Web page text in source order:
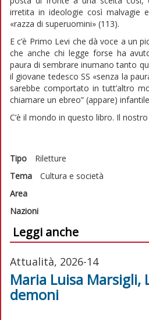
irretita in ideologie così malvagie
«razza di superuomini» (113).
E c’è Primo Levi che dà voce a un
che anche chi legge forse ha
paura di sembrare inumano tanto
il giovane tedesco SS «senza la
sarebbe comportato in tutt’altro
chiamare un ebreo” (appare)
C’è il mondo in questo libro. Il
Tipo
Riletture
Tema
Cultura e società
Area
Nazioni
Leggi anche
Attualità, 2026-14
Maria Luisa Marsigli,
demoni